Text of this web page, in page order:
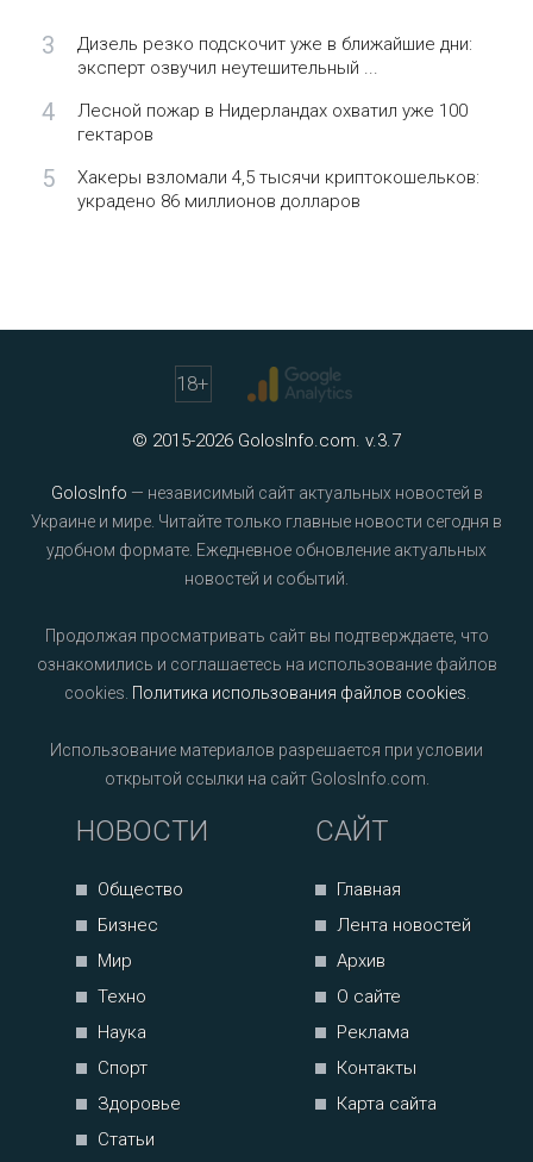
3
Дизель резко подскочит уже в ближайшие дни:
эксперт озвучил неутешительный ...
4
Лесной пожар в Нидерландах охватил уже 100
гектаров
5
Хакеры взломали 4,5 тысячи криптокошельков:
украдено 86 миллионов долларов
18+
© 2015-2026 GolosInfo.com. v.3.7
GolosInfo — независимый сайт актуальных новостей в
Украине и мире. Читайте только главные новости сегодня в
удобном формате. Ежедневное обновление актуальных
новостей и событий.
Продолжая просматривать сайт вы подтверждаете, что
ознакомились и соглашаетесь на использование файлов
cookies. Политика использования файлов cookies
Использование материалов разрешается при условии
открытой ссылки на сайт GolosInfo.com.
НОВОСТИ
Общество
Бизнес
Мир
Техно
Наука
Спорт
Здоровье
Статьи
САЙТ
Главная
Лента новостей
Архив
О сайте
Реклама
Контакты
Карта сайта